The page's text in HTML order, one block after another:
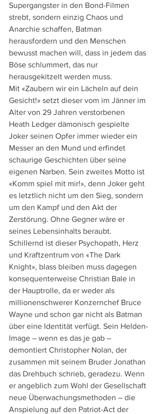
Supergangster in den Bond-Filmen
strebt, sondern einzig Chaos und
Anarchie schaffen, Batman
herausfordern und den Menschen
bewusst machen will, dass in jedem das
Böse schlummert, das nur
herausgekitzelt werden muss.
Mit «Zaubern wir ein Lächeln auf dein
Gesicht!» setzt dieser vom im Jänner im
Alter von 29 Jahren verstorbenen
Heath Ledger dämonisch gespielte
Joker seinen Opfer immer wieder ein
Messer an den Mund und erfindet
schaurige Geschichten über seine
eigenen Narben. Sein zweites Motto ist
«Komm spiel mit mir!», denn Joker geht
es letztlich nicht um den Sieg, sondern
um den Kampf und den Akt der
Zerstörung. Ohne Gegner wäre er
seines Lebensinhalts beraubt.
Schillernd ist dieser Psychopath, Herz
und Kraftzentrum von «The Dark
Knight», blass bleiben muss dagegen
konsequenterweise Christian Bale in
der Hauptrolle, da er weder als
millionenschwerer Konzernchef Bruce
Wayne und schon gar nicht als Batman
über eine Identität verfügt. Sein Helden-
Image – wenn es das je gab –
demontiert Christopher Nolan, der
zusammen mit seinem Bruder Jonathan
das Drehbuch schrieb, geradezu. Wenn
er angeblich zum Wohl der Gesellschaft
neue Überwachungsmethoden – die
Anspielung auf den Patriot-Act der